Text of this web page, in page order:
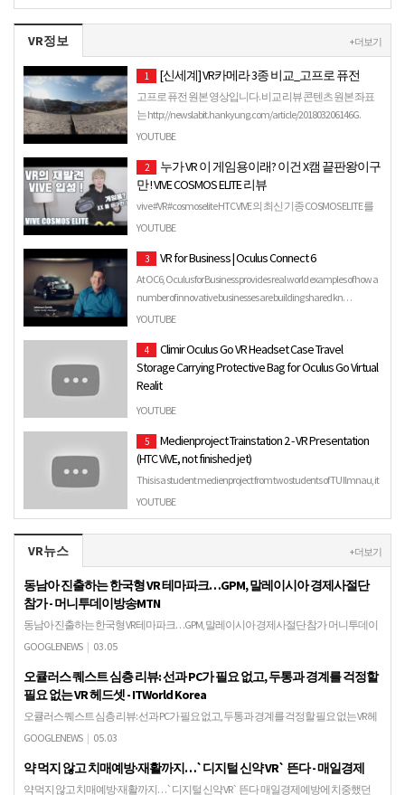
VR정보 + 더보기
1 [신세계] VR카메라 3종 비교_고프로 퓨전
고프로 퓨전 원본 영상입니다. 비교 리뷰 콘텐츠 원본 좌표
는 http://newslabit.hankyung.com/article/201803206146G.
YOUTUBE
2
누가 VR 이 게임용이래? 이건 X캠 끝판왕이구
만 ! VIVE COSMOS ELITE 리뷰
vive #VR #cosmoselite HTC VIVE 의 최신 기종 COSMOS ELITE 를
통해 입성한 VR 과연 비싸게 주고 살만할까? VR 체감도는 어
YOUTUBE
3 VR for Business | Oculus Connect 6
At OC6, Oculus for Business provides real world examples of how a
number of innovative businesses are building shared kn…
YOUTUBE
4
Climir Oculus Go VR Headset Case Travel
Storage Carrying Protective Bag for Oculus Go Virtual
Realit
Coupon Activated Discounted Link : https://amzn.to/2IVIgWr
Storag…
YOUTUBE
5
Medienproject Trainstation 2 - VR Presentation
(HTC ViVE, not finished jet)
This is a student medienproject from two students of TU Ilmnau, it
is still in working, only a unfinished Demo to presen…
YOUTUBE
VR뉴스 + 더보기
동남아 진출하는 한국형 VR 테마파크…GPM, 말레이시아 경제사절단
참가 - 머니투데이방송MTN
동남아 진출하는 한국형 VR 테마파크…GPM, 말레이시아 경제사절단 참가 머니투데이
방송MTN한국형 가상현실(VR) 테마파크가 동남아시아에 진출한다.가상현실(VR) 플랫
GOOGLENEWS | 03.05
오큘러스 퀘스트 심층 리뷰: 선과 PC가 필요 없고, 두통과 경계를 걱정할
필요 없는 VR 헤드셋 - ITWorld Korea
오큘러스 퀘스트 심층 리뷰: 선과 PC가 필요 없고, 두통과 경계를 걱정할 필요 없는 VR 헤
드셋 ITWorld Korea2세대 가상 현실 장치의 판매가 시작됐다. 그런데 좀 복잡하다. 4월 30
GOOGLENEWS | 05.03
약 먹지 않고 치매예방·재활까지…`디지털 신약 VR` 뜬다 - 매일경제
약 먹지 않고 치매예방·재활까지…`디지털 신약 VR` 뜬다 매일경제예방에 치중했던